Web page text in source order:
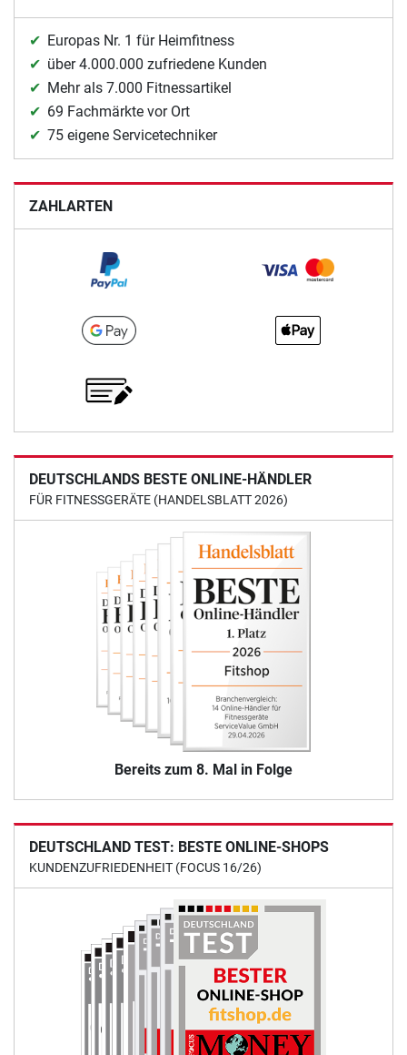
Europas Nr. 1 für Heimfitness
über 4.000.000 zufriedene Kunden
Mehr als 7.000 Fitnessartikel
69 Fachmärkte vor Ort
75 eigene Servicetechniker
ZAHLARTEN
DEUTSCHLANDS BESTE ONLINE-HÄNDLER
FÜR FITNESSGERÄTE (HANDELSBLATT 2026)
Bereits zum 8. Mal in Folge
DEUTSCHLAND TEST: BESTE ONLINE-SHOPS
KUNDENZUFRIEDENHEIT (FOCUS 16/26)